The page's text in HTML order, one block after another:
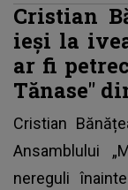
Cristian
ieși la
ar fi
Tănase"
Cristian
Ansamblului
nereguli